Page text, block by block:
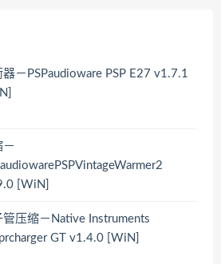
器－PSPaudioware PSP E27 v1.7.1
－
[WiN]
管压缩－Native Instruments
GT v1.4.0 [WiN]